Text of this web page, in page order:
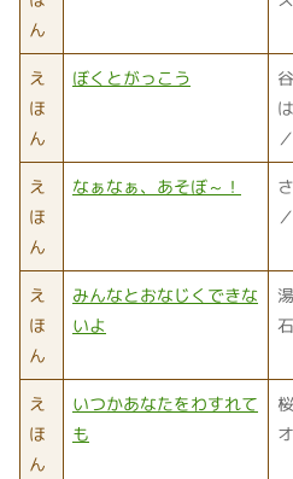
ん
え
ほ
ん
ぼくとがっこう
え
ほ
ん
なぁなぁ、あそぼ～！
え
ほ
ん
みんなとおなじくできな
いよ
え
ほ
ん
いつかあなたをわすれて
も